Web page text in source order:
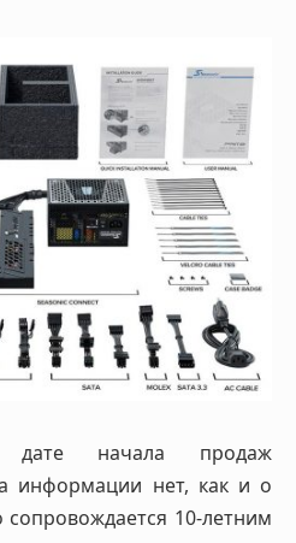
начала продаж
информации нет, как и о
сопровождается 10-летним